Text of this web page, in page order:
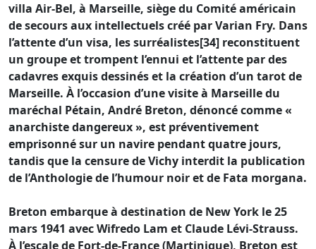
villa Air-Bel, à Marseille, siège du Comité américain
de secours aux intellectuels créé par Varian Fry. Dans
l’attente d’un visa, les surréalistes[34] reconstituent
un groupe et trompent l’ennui et l’attente par des
cadavres exquis dessinés et la création d’un tarot de
Marseille. À l’occasion d’une visite à Marseille du
maréchal Pétain, André Breton, dénoncé comme «
anarchiste dangereux », est préventivement
emprisonné sur un navire pendant quatre jours,
tandis que la censure de Vichy interdit la publication
de l’Anthologie de l’humour noir et de Fata morgana.
Breton embarque à destination de New York le 25
mars 1941 avec Wifredo Lam et Claude Lévi-Strauss.
À l’escale de Fort-de-France (Martinique), Breton est